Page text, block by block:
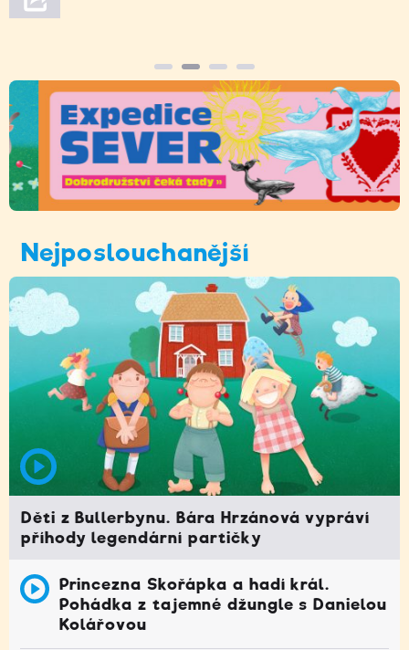
Nejposlouchanější
Děti z Bullerbynu. Bára Hrzánová vypráví
příhody legendární partičky
Princezna Skořápka a hadí král.
Pohádka z tajemné džungle s Danielou
Kolářovou